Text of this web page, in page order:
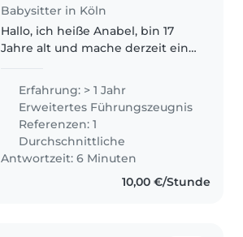
Babysitter in Köln
Hallo, ich heiße Anabel, bin 17
Jahre alt und mache derzeit ein
2 bis 6 Jahren und sammle
täglich wertvolle praktische..
Erfahrung: > 1 Jahr
Erweitertes Führungszeugnis
Referenzen: 1
Durchschnittliche
Antwortzeit: 6 Minuten
10,00 €/Stunde